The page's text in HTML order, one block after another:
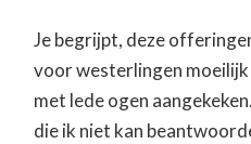
Je begrijpt, deze
voor westerlingen moeilijk
met lede ogen
die ik niet kan